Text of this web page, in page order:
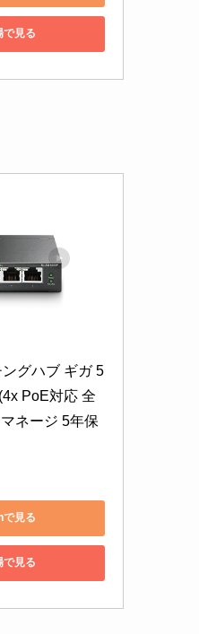
で見る
グハブ ギガ 5
PoE対応 全
ネージ 5年保
見る
で見る